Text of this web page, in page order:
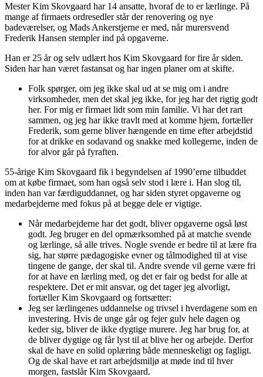
Mester Kim Skovgaard har 14 ansatte, hvoraf de to er lærlinge. På
mange af firmaets ordresedler står der renovering og nye
badeværelser, og Mads Ankerstjerne er med, når murersvend
Frederik Hansen stempler ind på opgaverne.
Han er 25 år og selv udlært hos Kim Skovgaard for fire år siden.
Siden har han været fastansat og har ingen planer om at skifte.
Folk spørger, om jeg ikke skal ud at se mig om i andre
virksomheder, men det skal jeg ikke, for jeg har det rigtig godt
her. For mig er firmaet lidt som min familie. Vi har det rart
sammen, og jeg har ikke travlt med at komme hjem, fortæller
Frederik, som gerne bliver hængende en time efter arbejdstid
for at drikke en sodavand og snakke med kollegerne, inden de
for alvor går på fyraften.
55-årige Kim Skovgaard fik i begyndelsen af 1990’erne tilbuddet
om at købe firmaet, som han også selv stod i lære i. Han slog til,
inden han var færdiguddannet, og har siden styret opgaverne og
medarbejderne med fokus på at begge dele er vigtige.
Når medarbejderne har det godt, bliver opgaverne også løst
godt. Jeg bruger en del opmærksomhed på at matche svende
og lærlinge, så alle trives. Nogle svende er bedre til at lære fra
sig, har større pædagogiske evner og tålmodighed til at vise
tingene de gange, der skal til. Andre svende vil gerne være fri
for at have en lærling med, og det er fair og bedst for alle at
respektere. Det er mit ansvar, og det tager jeg alvorligt,
fortæller Kim Skovgaard og fortsætter:
Jeg ser lærlingenes uddannelse og trivsel i hverdagene som en
investering. Hvis de unge går og fejer gulv hele dagen og
keder sig, bliver de ikke dygtige murere. Jeg har brug for, at
de bliver dygtige og får lyst til at blive her og arbejde. Derfor
skal de have en solid oplæring både menneskeligt og fagligt.
Og de skal have et rart arbejdsmiljø at møde ind til hver
morgen, fastslår Kim Skovgaard.